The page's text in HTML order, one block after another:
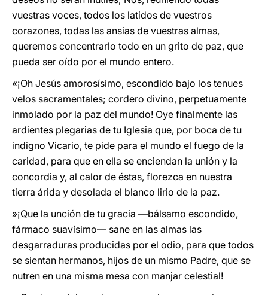
vuestras voces, todos los latidos de vuestros
corazones, todas las ansias de vuestras almas,
queremos concentrarlo todo en un grito de paz, que
pueda ser oído por el mundo entero.
«¡Oh Jesús amorosísimo, escondido bajo los tenues
velos sacramentales; cordero divino, perpetuamente
inmolado por la paz del mundo! Oye finalmente las
ardientes plegarias de tu Iglesia que, por boca de tu
indigno Vicario, te pide para el mundo el fuego de la
caridad, para que en ella se enciendan la unión y la
concordia y, al calor de éstas, florezca en nuestra
tierra árida y desolada el blanco lirio de la paz.
»¡Que la unción de tu gracia —bálsamo escondido,
fármaco suavísimo— sane en las almas las
desgarraduras producidas por el odio, para que todos
se sientan hermanos, hijos de un mismo Padre, que se
nutren en una misma mesa con manjar celestial!